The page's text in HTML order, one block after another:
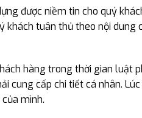
được niềm tin cho quý
khách tuân thủ theo nội
hàng trong thời gian luật
cung cấp chi tiết cá nhân.
mình.